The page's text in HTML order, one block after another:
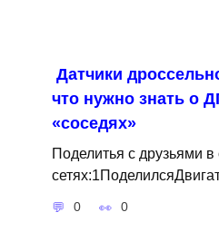
Датчики
что нужно знать о
«соседях»
Поделитья с друзьями
0 0